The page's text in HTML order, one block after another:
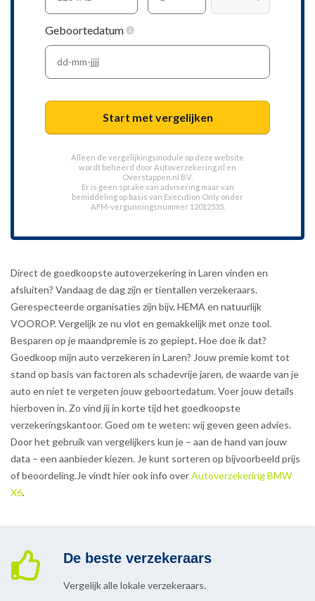
Geboortedatum
Start met vergelijken
Alleen de vergelijkingsmodule op deze website
wordt beheerd door Autoverzekering.nl en
Overstappen.nl BV.
Er is geen sprake van advisering maar van
bemiddeling op basis van Execution Only onder
AFM-vergunningsnummer 12012535.
Direct de goedkoopste autoverzekering in Laren vinden en
afsluiten? Vandaag de dag zijn er tientallen verzekeraars.
Gerespecteerde organisaties zijn bijv. HEMA en natuurlijk
VOOROP. Vergelijk ze nu vlot en gemakkelijk met onze tool.
Besparen op je maandpremie is zo gepiept. Hoe doe ik dat?
Goedkoop mijn auto verzekeren in Laren? Jouw premie komt tot
stand op basis van factoren als schadevrije jaren, de waarde van je
auto en niet te vergeten jouw geboortedatum. Voer jouw details
hierboven in. Zo vind jij in korte tijd het goedkoopste
verzekeringskantoor. Goed om te weten: wij geven geen advies.
Door het gebruik van vergelijkers kun je – aan de hand van jouw
data – een aanbieder kiezen. Je kunt sorteren op bijvoorbeeld prijs
of beoordeling.Je vindt hier ook info overAutoverzekering BMW
X6.
De beste verzekeraars
Vergelijk alle lokale verzekeraars.